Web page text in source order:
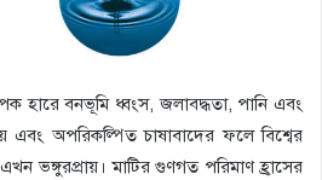
হারে বনভূমি ধ্বংস, জলাবদ্ধতা, পানি এবং
এবং অপরিকল্পিত চাষাবাদের ফলে বিশ্বের
ভঙ্গুরপ্রায়। মাটির গুণগত পরিমাণ হ্রাসের